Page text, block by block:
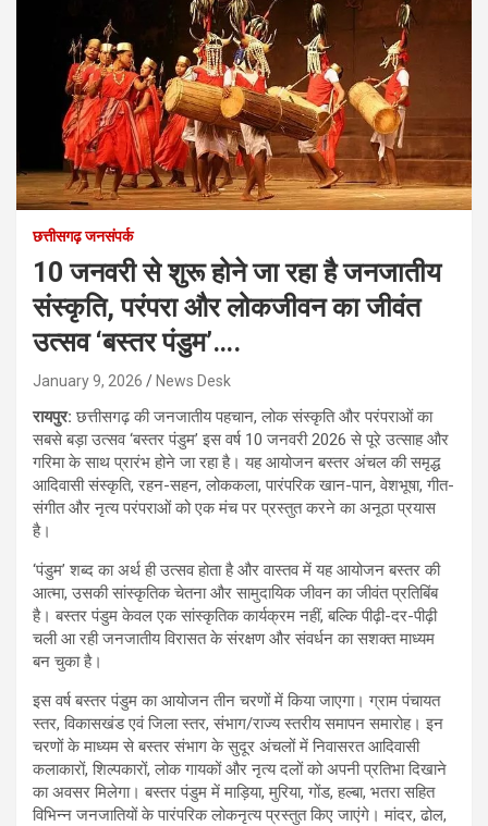
छत्तीसगढ़ जनसंपर्क
10 जनवरी से शुरू होने जा रहा है जनजातीय
संस्कृति, परंपरा और लोकजीवन का जीवंत
उत्सव ‘बस्तर पंडुम’….
January 9, 2026 News Desk
रायपुर:छत्तीसगढ़ की जनजातीय पहचान, लोक संस्कृति और परंपराओं का
सबसे बड़ा उत्सव ‘बस्तर पंडुम’ इस वर्ष 10 जनवरी 2026 से पूरे उत्साह और
गरिमा के साथ प्रारंभ होने जा रहा है। यह आयोजन बस्तर अंचल की समृद्ध
आदिवासी संस्कृति, रहन-सहन, लोककला, पारंपरिक खान-पान, वेशभूषा, गीत-
संगीत और नृत्य परंपराओं को एक मंच पर प्रस्तुत करने का अनूठा प्रयास
है।
‘पंडुम’ शब्द का अर्थ ही उत्सव होता है और वास्तव में यह आयोजन बस्तर की
आत्मा, उसकी सांस्कृतिक चेतना और सामुदायिक जीवन का जीवंत प्रतिबिंब
है। बस्तर पंडुम केवल एक सांस्कृतिक कार्यक्रम नहीं, बल्कि पीढ़ी-दर-पीढ़ी
चली आ रही जनजातीय विरासत के संरक्षण और संवर्धन का सशक्त माध्यम
बन चुका है।
इस वर्ष बस्तर पंडुम का आयोजन तीन चरणों में किया जाएगा। ग्राम पंचायत
स्तर, विकासखंड एवं जिला स्तर, संभाग/राज्य स्तरीय समापन समारोह। इन
चरणों के माध्यम से बस्तर संभाग के सुदूर अंचलों में निवासरत आदिवासी
कलाकारों, शिल्पकारों, लोक गायकों और नृत्य दलों को अपनी प्रतिभा दिखाने
का अवसर मिलेगा। बस्तर पंडुम में माड़िया, मुरिया, गोंड, हल्बा, भतरा सहित
विभिन्न जनजातियों के पारंपरिक लोकनृत्य प्रस्तुत किए जाएंगे। मांदर, ढोल,